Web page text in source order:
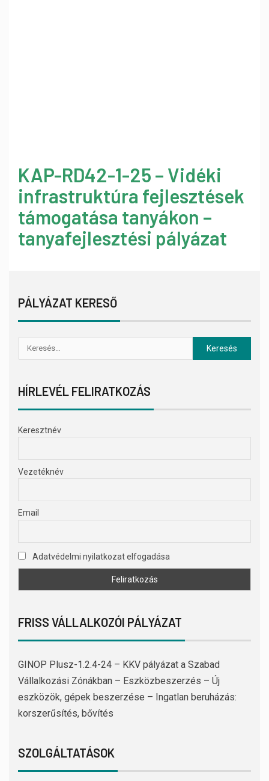
KAP-RD42-1-25 – Vidéki
infrastruktúra fejlesztések
támogatása tanyákon –
tanyafejlesztési pályázat
PÁLYÁZAT KERESŐ
HÍRLEVÉL FELIRATKOZÁS
Keresztnév
Vezetéknév
Email
Adatvédelmi nyilatkozat elfogadása
FRISS VÁLLALKOZÓI PÁLYÁZAT
GINOP Plusz-1.2.4-24 – KKV pályázat a Szabad
Vállalkozási Zónákban – Eszközbeszerzés – Új
eszközök, gépek beszerzése – Ingatlan beruházás:
korszerűsítés, bővítés
SZOLGÁLTATÁSOK